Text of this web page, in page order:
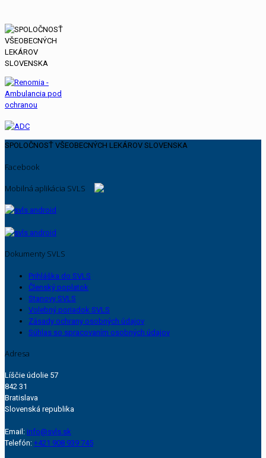
SPOLOČNOSŤ VŠEOBECNÝCH LEKÁROV SLOVENSKA
Facebook
Mobilná aplikácia SVLS
Dokumenty SVLS
Prihláška do SVLS
Členský poplatok
Stanovy SVLS
Volebný poriadok SVLS
Zásady ochrany osobných údajov
Súhlas so spracovaním osobných údajov
Adresa
Líščie údolie 57
842 31
Bratislava
Slovenská republika
Email: info@svls.sk
Telefón: +421 908 939 745